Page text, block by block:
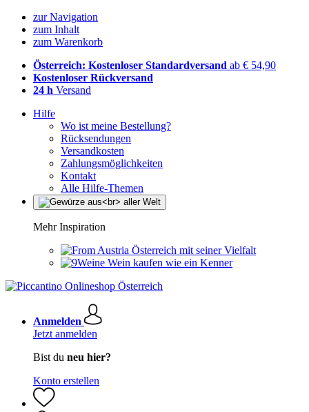
zur Navigation
zum Inhalt
zum Warenkorb
Österreich: Kostenloser Standardversand ab € 54,90
Kostenloser Rückversand
24 h Versand
Hilfe
Wo ist meine Bestellung?
Rücksendungen
Versandkosten
Zahlungsmöglichkeiten
Kontakt
Alle Hilfe-Themen
Mehr Inspiration
Österreich mit seiner Vielfalt
Wein kaufen wie ein Kenner
Anmelden
Jetzt anmelden
Bist du neu hier?
Konto erstellen